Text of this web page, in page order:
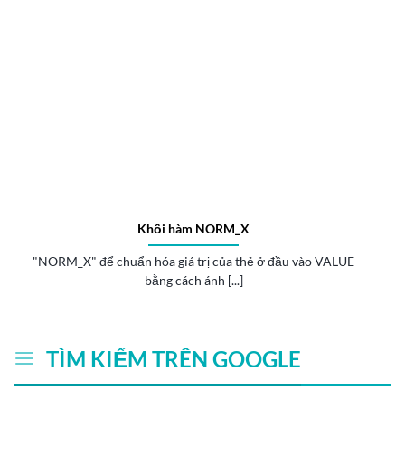
Khối hàm NORM_X
"NORM_X" để chuẩn hóa giá trị của thẻ ở đầu vào VALUE
bằng cách ánh [...]
TÌM KIẾM TRÊN GOOGLE